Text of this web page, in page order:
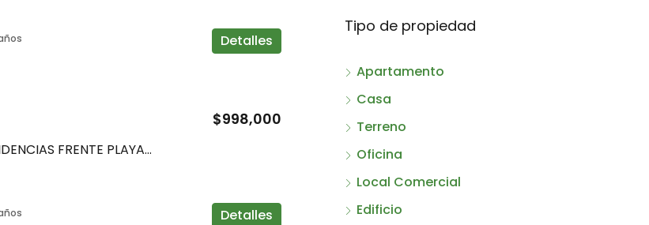
Detalles
1.15 HECTAREAS Y RESIDENCIAS FRENTE PLAYA LOS DESTILADEROS PEDASI
$998,000
Detalles
Tipo de propiedad
Apartamento
Casa
Terreno
Oficina
Local Comercial
Edificio